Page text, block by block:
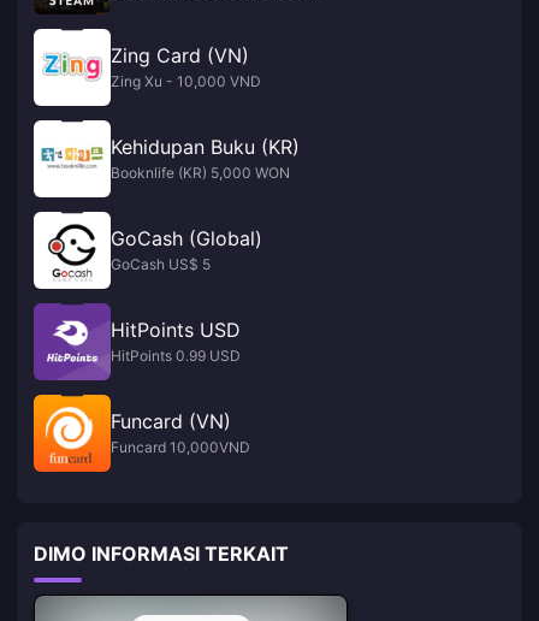
Zing Card (VN)
Zing Xu - 10,000 VND
Kehidupan Buku (KR)
Booknlife (KR) 5,000 WON
GoCash (Global)
GoCash US$ 5
HitPoints USD
HitPoints 0.99 USD
Funcard (VN)
Funcard 10,000VND
DIMO INFORMASI TERKAIT